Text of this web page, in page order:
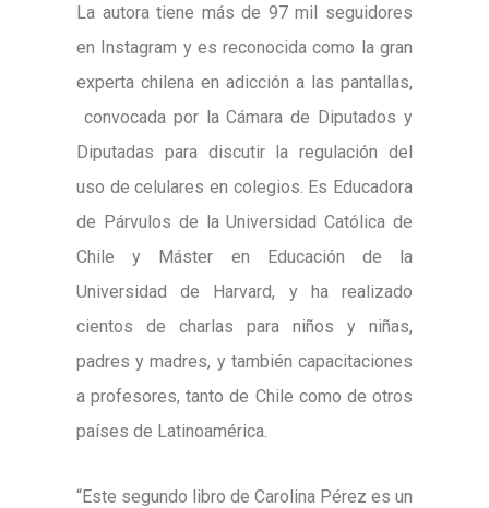
La autora tiene más de 97 mil seguidores
en Instagram y es reconocida como la gran
experta chilena en adicción a las pantallas,
convocada por la Cámara de Diputados y
Diputadas para discutir la regulación del
uso de celulares en colegios. Es Educadora
de Párvulos de la Universidad Católica de
Chile y Máster en Educación de la
Universidad de Harvard, y ha realizado
cientos de charlas para niños y niñas,
padres y madres, y también capacitaciones
a profesores, tanto de Chile como de otros
países de Latinoamérica.
“Este segundo libro de Carolina Pérez es un